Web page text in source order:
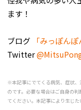
ます！
ブログ 「みっぽん
Twitter
※本記事にでてくる病気、症状
のです。必要な場合はご自身の
てください。本記事により生じ